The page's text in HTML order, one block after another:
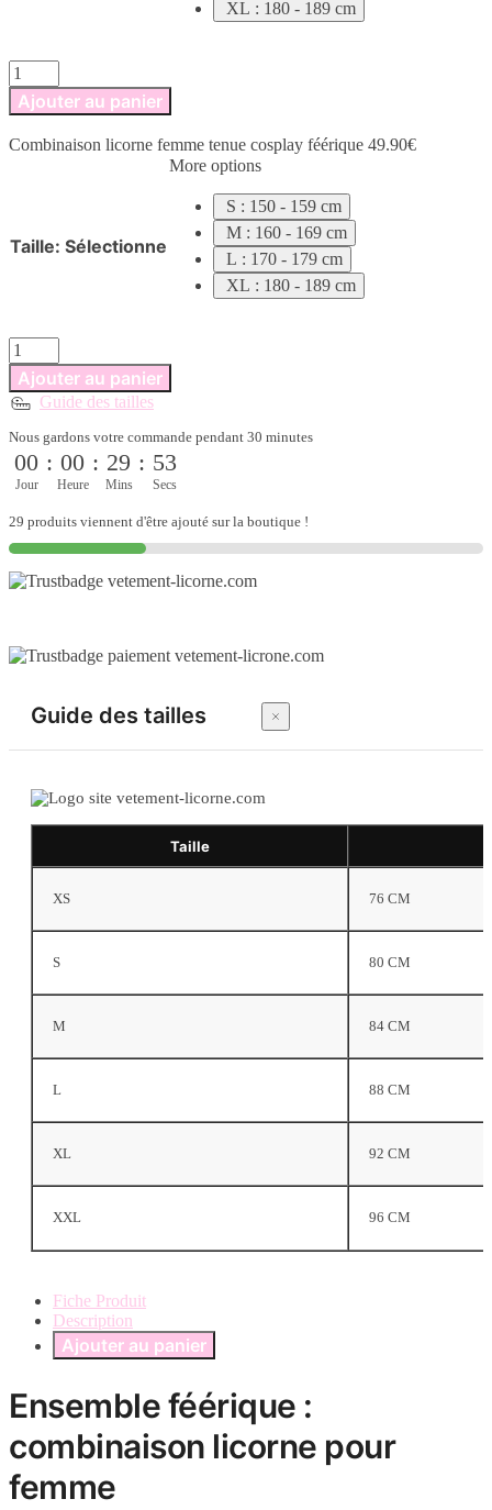
XL : 180 - 189 cm
quantité
de
Combinaison
femme
Ajouter au panier
Combinaison licorne femme tenue cosplay féérique 49.90€
Taille: Sélectionne
More options
S : 150 - 159 cm
M : 160 - 169 cm
L : 170 - 179 cm
XL : 180 - 189 cm
quantité
de
Combinaison
licorne
tenue
cosplay
féérique
Ajouter au panier
Guide des tailles
Nous gardons votre commande pendant 30 minutes
00
Jour
: 00
Heure
: 29
Mins
: 52
Secs
29 produits viennent d'être ajouté sur la boutique !
Guide des tailles
Taille
XS 76 CM
S 80 CM
M 84 CM
L 88 CM
XL 92 CM
XXL 96 CM
Fiche Produit
Description
Ajouter au panier
Ensemble féérique :
combinaison licorne pour
femme